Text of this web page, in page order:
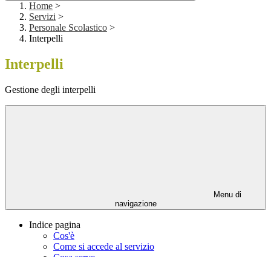
Home >
Servizi >
Personale Scolastico >
Interpelli
Interpelli
Gestione degli interpelli
Menu di
navigazione
Indice pagina
Cos'è
Come si accede al servizio